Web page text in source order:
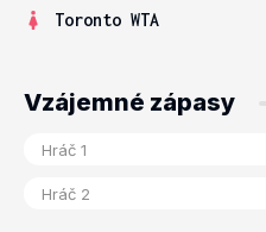
Toronto WTA
Vzájemné zápasy